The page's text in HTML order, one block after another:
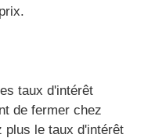
taux d'intérêt
de fermer chez
plus le taux d'intérêt